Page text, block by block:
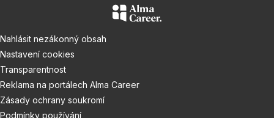
Nahlásit nezákonný obsah
Nastavení cookies
Transparentnost
Reklama na portálech Alma Career
Zásady ochrany soukromí
Podmínky používání